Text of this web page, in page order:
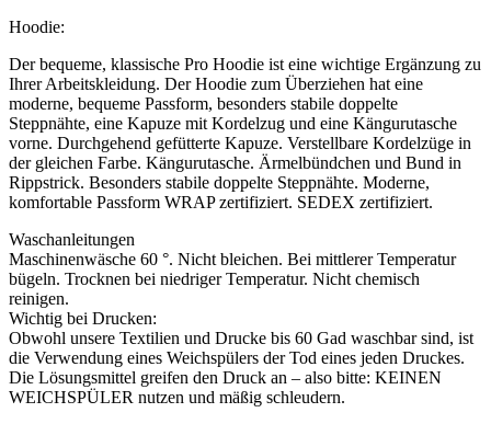
Hoodie:
Der bequeme, klassische Pro Hoodie ist eine wichtige Ergänzung zu
Ihrer Arbeitskleidung. Der Hoodie zum Überziehen hat eine
moderne, bequeme Passform, besonders stabile doppelte
Steppnähte, eine Kapuze mit Kordelzug und eine Kängurutasche
vorne. Durchgehend gefütterte Kapuze. Verstellbare Kordelzüge in
der gleichen Farbe. Kängurutasche. Ärmelbündchen und Bund in
Rippstrick. Besonders stabile doppelte Steppnähte. Moderne,
komfortable Passform WRAP zertifiziert. SEDEX zertifiziert.
Waschanleitungen
Maschinenwäsche 60 °. Nicht bleichen. Bei mittlerer Temperatur
bügeln. Trocknen bei niedriger Temperatur. Nicht chemisch
reinigen.
Wichtig bei Drucken:
Obwohl unsere Textilien und Drucke bis 60 Gad waschbar sind, ist
die Verwendung eines Weichspülers der Tod eines jeden Druckes.
Die Lösungsmittel greifen den Druck an – also bitte: KEINEN
WEICHSPÜLER nutzen und mäßig schleudern.